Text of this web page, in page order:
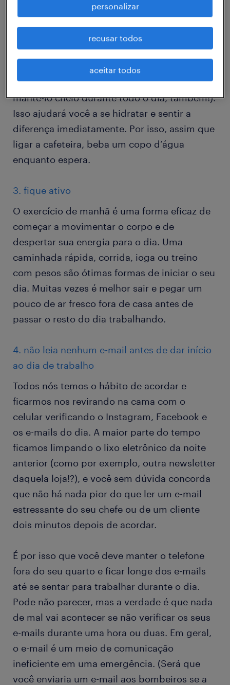
2. beba um copo d’água
Durante a noite, o seu corpo perde a
hidratação. Uma das melhores coisas que
você pode fazer logo que acorda é beber um
copo d’água cheio (e não se esqueça de
mantê-lo cheio durante todo o dia, também!).
Isso ajudará você a se hidratar e sentir a
diferença imediatamente. Por isso, assim que
ligar a cafeteira, beba um copo d’água
enquanto espera.
3. fique ativo
O exercício de manhã é uma forma eficaz de
começar a movimentar o corpo e de
despertar sua energia para o dia. Uma
caminhada rápida, corrida, ioga ou treino
com pesos são ótimas formas de iniciar o seu
dia. Muitas vezes é melhor sair e pegar um
pouco de ar fresco fora de casa antes de
passar o resto do dia trabalhando.
4. não leia nenhum e-mail antes de dar início
ao dia de trabalho
Todos nós temos o hábito de acordar e
ficarmos nos revirando na cama com o
celular verificando o Instagram, Facebook e
os e-mails do dia. A maior parte do tempo
ficamos limpando o lixo eletrônico da noite
anterior (como por exemplo, outra newsletter
daquela loja!?), e você sem dúvida concorda
que não há nada pior do que ler um e-mail
estressante do seu chefe ou de um cliente
dois minutos depois de acordar.
É por isso que você deve manter o telefone
fora do seu quarto e ficar longe dos e-mails
até se sentar para trabalhar durante o dia.
Pode não parecer, mas a verdade é que nada
de mal vai acontecer se não verificar os seus
e-mails durante uma hora ou duas. Em geral,
o e-mail é um meio de comunicação
ineficiente em uma emergência. (Será que
você enviaria um e-mail aos bombeiros se a
personalizar
recusar todos
aceitar todos